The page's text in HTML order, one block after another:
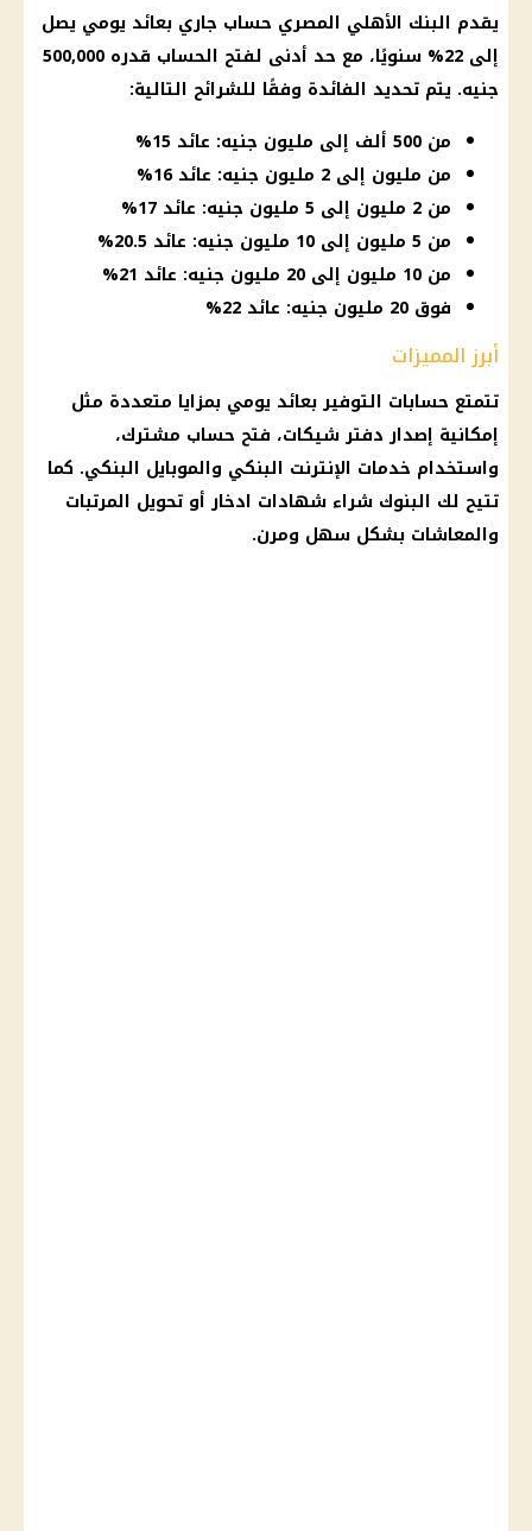
يقدم البنك الأهلي المصري حساب جاري بعائد يومي يصل
إلى 22% سنويًا، مع حد أدنى لفتح
الحساب
قدره 500,000
جنيه. يتم تحديد الفائدة وفقًا للشرائح التالية:
من 500 ألف إلى مليون جنيه: عائد 15%
من مليون إلى 2 مليون جنيه: عائد 16%
من 2 مليون إلى 5 مليون جنيه: عائد 17%
من 5 مليون إلى 10 مليون جنيه: عائد 20.5%
من 10 مليون إلى 20 مليون جنيه: عائد 21%
فوق 20 مليون جنيه: عائد 22%
أبرز المميزات
تتمتع حسابات التوفيربعائد يومي بمزايا متعددة مثل
إمكانية إصدار دفتر شيكات، فتح حساب مشترك،
واستخدام خدمات الإنترنت البنكي والموبايل البنكي. كما
تتيح لك البنوك شراء شهادات ادخارأو تحويل المرتبات
والمعاشات بشكل سهل ومرن.